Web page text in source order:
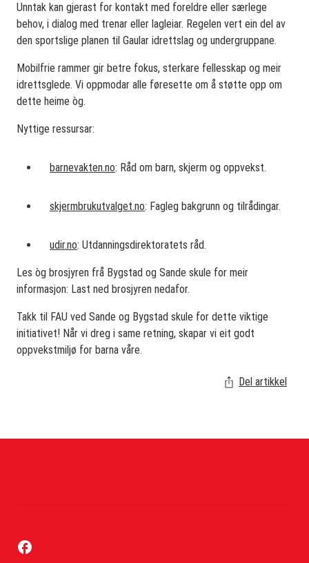
Unntak kan gjerast for kontakt med foreldre eller særlege
behov, i dialog med trenar eller lagleiar. Regelen vert ein del av
den sportslige planen til Gaular idrettslag og undergruppane.
Mobilfrie rammer gir betre fokus, sterkare fellesskap og meir
idrettsglede. Vi oppmodar alle føresette om å støtte opp om
dette heime òg.
Nyttige ressursar:
barnevakten.no: Råd om barn, skjerm og oppvekst.
skjermbrukutvalget.no: Fagleg bakgrunn og tilrådingar.
udir.no: Utdanningsdirektoratets råd.
Les òg brosjyren frå Bygstad og Sande skule for meir
informasjon: Last ned brosjyren nedafor.
Takk til FAU ved Sande og Bygstad skule for dette viktige
initiativet! Når vi dreg i same retning, skapar vi eit godt
oppvekstmiljø for barna våre.
Del artikkel